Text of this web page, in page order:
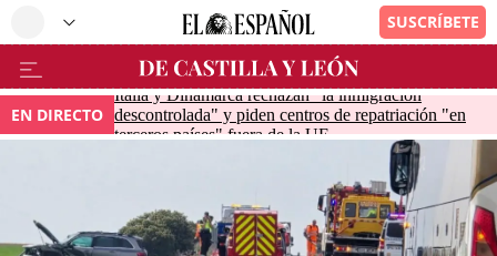
EN DIRECTO
Italia y Dinamarca rechazan "la inmigración
descontrolada" y piden centros de repatriación "en
terceros países" fuera de la UE